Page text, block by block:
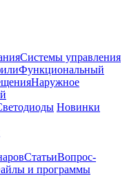
Системы управления
Функциональный
Наружное
Новинки
СтатьиВопрос-
и программы